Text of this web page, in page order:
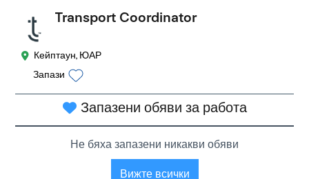
Transport Coordinator
Кейптаун, ЮАР
Запази
Запазени обяви за работа
Не бяха запазени никакви обяви
Вижте всички